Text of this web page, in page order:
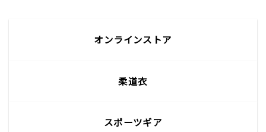
オンラインストア
柔道衣
スポーツギア